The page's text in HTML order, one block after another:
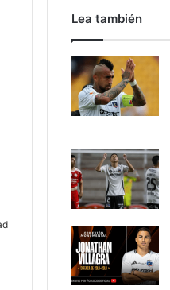
Lea también